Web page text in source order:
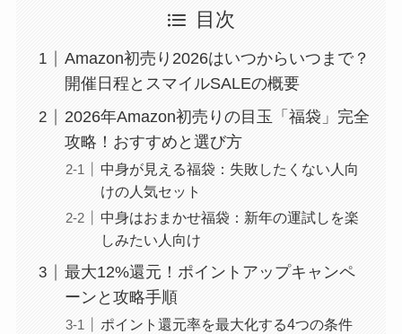
目次
Amazon初売り2026はいつからいつまで？
開催日程とスマイルSALEの概要
2026年Amazon初売りの目玉「福袋」完全
攻略！おすすめと選び方
中身が見える福袋：失敗したくない人向
けの人気セット
中身はおまかせ福袋：新年の運試しを楽
しみたい人向け
最大12%還元！ポイントアップキャンペ
ーンと攻略手順
ポイント還元率を最大化する4つの条件